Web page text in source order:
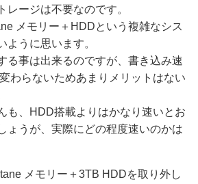
レージは不要なのです。
メモリー＋HDDという複雑なシス
ように思います。
る事は出来るのですが、書き込み速
わらないためあまりメリットはない
も、HDD搭載よりはかなり速いとお
ょうが、実際にどの程度速いのかは
メモリー＋3TB HDDを取り外し